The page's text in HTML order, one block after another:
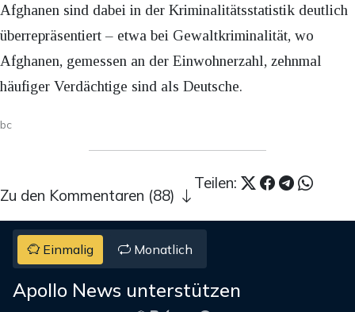
Afghanen sind dabei in der Kriminalitätsstatistik deutlich
überrepräsentiert – etwa bei Gewaltkriminalität, wo
Afghanen, gemessen an der Einwohnerzahl, zehnmal
häufiger Verdächtige sind als Deutsche.
bc
Teilen:
Zu den Kommentaren (88)
Einmalig Monatlich
Apollo News unterstützen